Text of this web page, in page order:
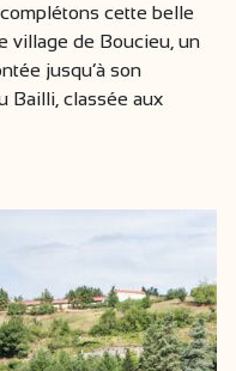
cette belle
village de Boucieu, un
jusqu’à son
Bailli, classée aux